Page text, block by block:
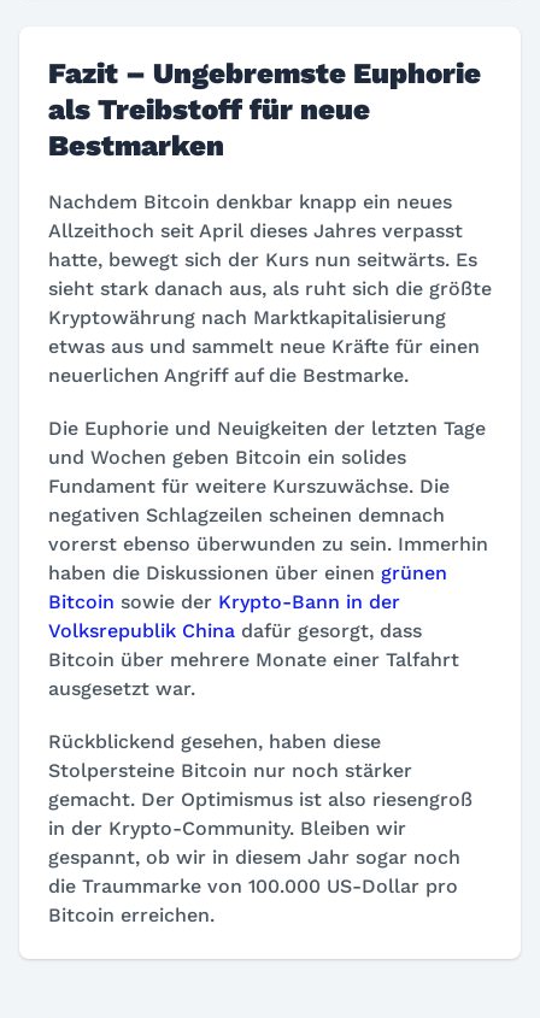
Fazit – Ungebremste Euphorie
als Treibstoff für neue
Bestmarken
Nachdem Bitcoin denkbar knapp ein neues
Allzeithoch seit April dieses Jahres verpasst
hatte, bewegt sich der Kurs nun seitwärts. Es
sieht stark danach aus, als ruht sich die größte
Kryptowährung nach Marktkapitalisierung
etwas aus und sammelt neue Kräfte für einen
neuerlichen Angriff auf die Bestmarke.
Die Euphorie und Neuigkeiten der letzten Tage
und Wochen geben Bitcoin ein solides
Fundament für weitere Kurszuwächse. Die
negativen Schlagzeilen scheinen demnach
vorerst ebenso überwunden zu sein. Immerhin
haben die Diskussionen über einen grünen
Bitcoin sowie der Krypto-Bann in der
Volksrepublik China dafür gesorgt, dass
Bitcoin über mehrere Monate einer Talfahrt
ausgesetzt war.
Rückblickend gesehen, haben diese
Stolpersteine Bitcoin nur noch stärker
gemacht. Der Optimismus ist also riesengroß
in der Krypto-Community. Bleiben wir
gespannt, ob wir in diesem Jahr sogar noch
die Traummarke von 100.000 US-Dollar pro
Bitcoin erreichen.